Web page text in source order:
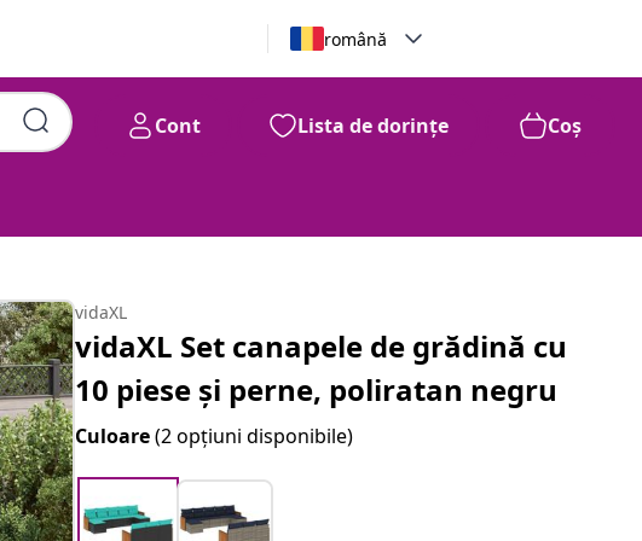
română
Cont Lista de dorințe Coș
vidaXL
vidaXL Set canapele de grădină cu
10 piese și perne, poliratan negru
Culoare(2 opțiuni disponibile)